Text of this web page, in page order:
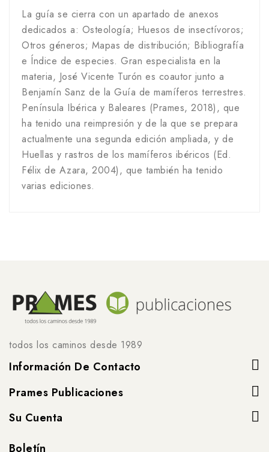
La guía se cierra con un apartado de anexos
dedicados a: Osteología; Huesos de insectívoros;
Otros géneros; Mapas de distribución; Bibliografía
e Índice de especies. Gran especialista en la
materia, José Vicente Turón es coautor junto a
Benjamín Sanz de la Guía de mamíferos terrestres.
Península Ibérica y Baleares (Prames, 2018), que
ha tenido una reimpresión y de la que se prepara
actualmente una segunda edición ampliada, y de
Huellas y rastros de los mamíferos ibéricos (Ed.
Félix de Azara, 2004), que también ha tenido
varias ediciones.
todos los caminos desde 1989
Información De Contacto
Prames Publicaciones
Su Cuenta
Boletín